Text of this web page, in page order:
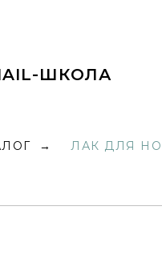
ШКОЛА
→ ЛАК ДЛЯ